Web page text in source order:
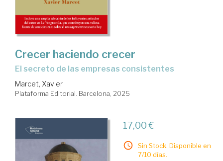
Crecer haciendo crecer
el secreto de las empresas consistentes
Marcet, Xavier
Plataforma Editorial. Barcelona, 2025
17,00 €
Sin Stock. Disponible en
7/10 días.